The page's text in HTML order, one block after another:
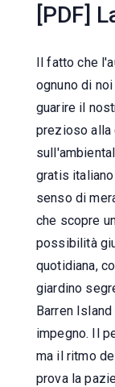
[PDF]
Il fatto che
ognuno di
guarire il
prezioso alla
gratis
senso di
che scopre
possibilità
quotidiana,
giardino
Barren
impegno. Il
ma il ritmo
prova la